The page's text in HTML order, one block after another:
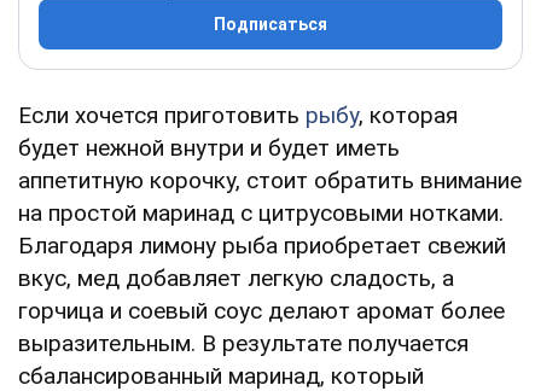
Подписаться
Если хочется приготовить рыбу, которая
будет нежной внутри и будет иметь
аппетитную корочку, стоит обратить внимание
на простой маринад с цитрусовыми нотками.
Благодаря лимону рыба приобретает свежий
вкус, мед добавляет легкую сладость, а
горчица и соевый соус делают аромат более
выразительным. В результате получается
сбалансированный маринад, который